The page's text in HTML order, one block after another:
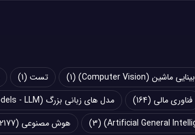
بینایی ماشین (Computer Vision) (1) تست (1)
فناوری مالی (164) مدل های زبانی بزرگ (Large Language Models - LLM)
(3) هوش مصنوعی (2177)